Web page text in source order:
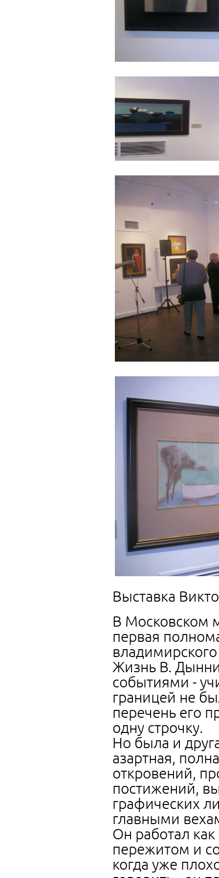
Выставка
В Московском
первая
Жизнь В.
событиями -
границей не
перечень его
одну строчку.
Но была и
азартная,
откровений,
постижений,
графических
главными
Он работал
пережитом и
когда уже